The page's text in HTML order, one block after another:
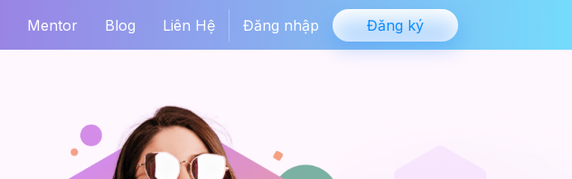
Mentor Blog Liên Hệ Đăng nhập Đăng ký